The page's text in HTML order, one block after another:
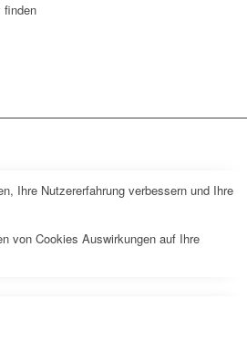
finden
Ihre Nutzererfahrung verbessern und Ihre
von Cookies Auswirkungen auf Ihre